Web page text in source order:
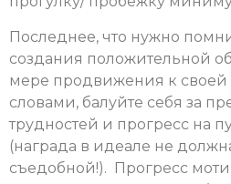
Последнее, что нужно
создания положительной
мере продвижения к
словами, балуйте себя за
трудностей и прогресс на
(награда в идеале не
съедобной!). Прогресс